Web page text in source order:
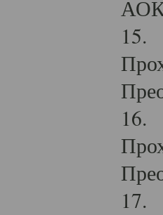
15.
16.
17.